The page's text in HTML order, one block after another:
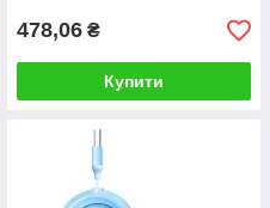
478,06 ₴
Купити